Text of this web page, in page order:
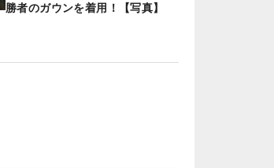
勝者のガウンを着用！【写真】